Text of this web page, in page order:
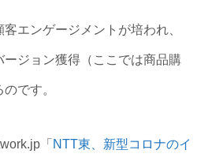
エンゲージメントが培われ、
ジョン獲得（ここでは商品購
です。
「 NTT東、新型コロナのイ